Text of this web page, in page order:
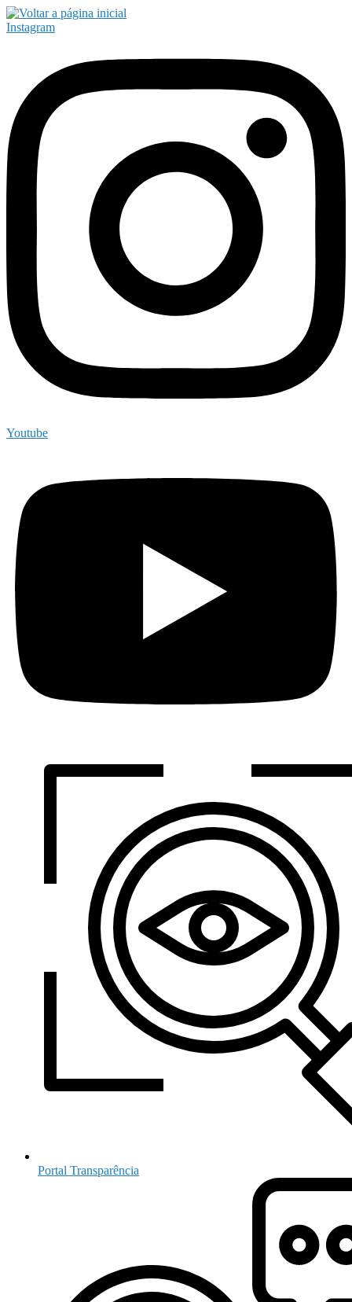
Instagram
Youtube
Portal Transparência